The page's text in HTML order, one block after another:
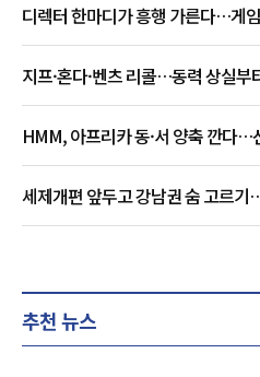
디렉터 한마디가 흥행 가른다…게
지프·혼다·벤츠 리콜…동력 상실부
HMM, 아프리카 동·서 양축 깐다
세제개편 앞두고 강남권 숨 고르
추천 뉴스